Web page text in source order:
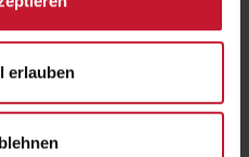
erlauben
Auflage). Stuttgart: Thieme